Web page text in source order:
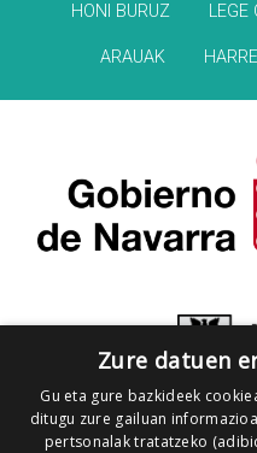
HONI BURUZ LEGE
ARAUAK
Zure datuen
Gu eta gure bazkideek
ditugu zure gailuan
pertsonalak tratatzeko